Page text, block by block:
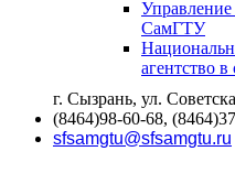
СамГТУ
агентство в
г. Сызрань, ул.
(8464)98-60-68,
sfsamgtu@sfsamgtu.ru